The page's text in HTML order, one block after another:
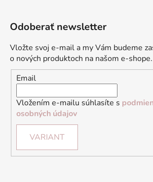
Odoberať newsletter
Vložte svoj e-mail a my Vám budeme
o nových produktoch na našom e-shope.
Email
Vložením e-mailu súhlasíte s
osobných údajov
VARIANT